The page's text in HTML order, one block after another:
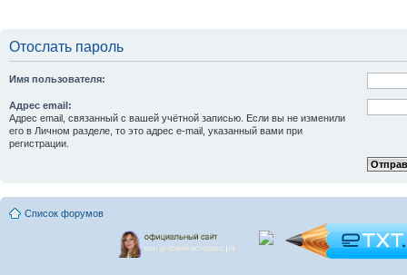
Отослать пароль
Имя пользователя:
Адрес email:
Адрес email, связанный с вашей учётной записью. Если вы не изменили
его в Личном разделе, то это адрес e-mail, указанный вами при
регистрации.
Список форумов